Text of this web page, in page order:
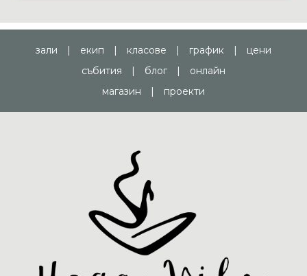
зали | екип | класове | график |
цени
събития
| блог |
онлайн
магазин
| проекти